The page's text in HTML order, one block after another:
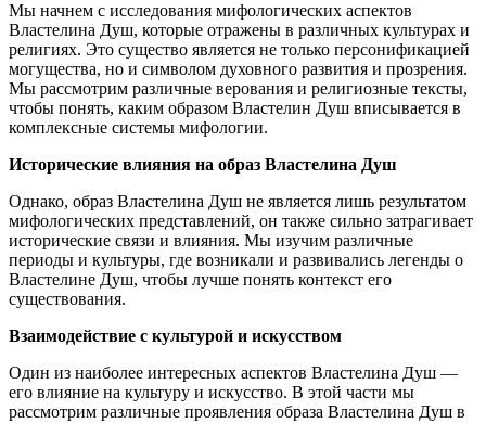
Мы начнем с исследования мифологических аспектов
Властелина Душ, которые отражены в различных культурах и
религиях. Это существо является не только персонификацией
могущества, но и символом духовного развития и прозрения.
Мы рассмотрим различные верования и религиозные тексты,
чтобы понять, каким образом Властелин Душ вписывается в
комплексные системы мифологии.
Исторические влияния на образ Властелина Душ
Однако, образ Властелина Душ не является лишь результатом
мифологических представлений, он также сильно затрагивает
исторические связи и влияния. Мы изучим различные
периоды и культуры, где возникали и развивались легенды о
Властелине Душ, чтобы лучше понять контекст его
существования.
Взаимодействие с культурой и искусством
Один из наиболее интересных аспектов Властелина Душ —
его влияние на культуру и искусство. В этой части мы
рассмотрим различные проявления образа Властелина Душ в